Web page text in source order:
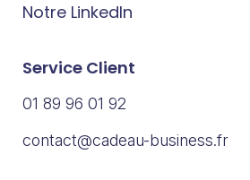
Notre LinkedIn
Service Client
01 89 96 01 92
contact@cadeau-business.fr